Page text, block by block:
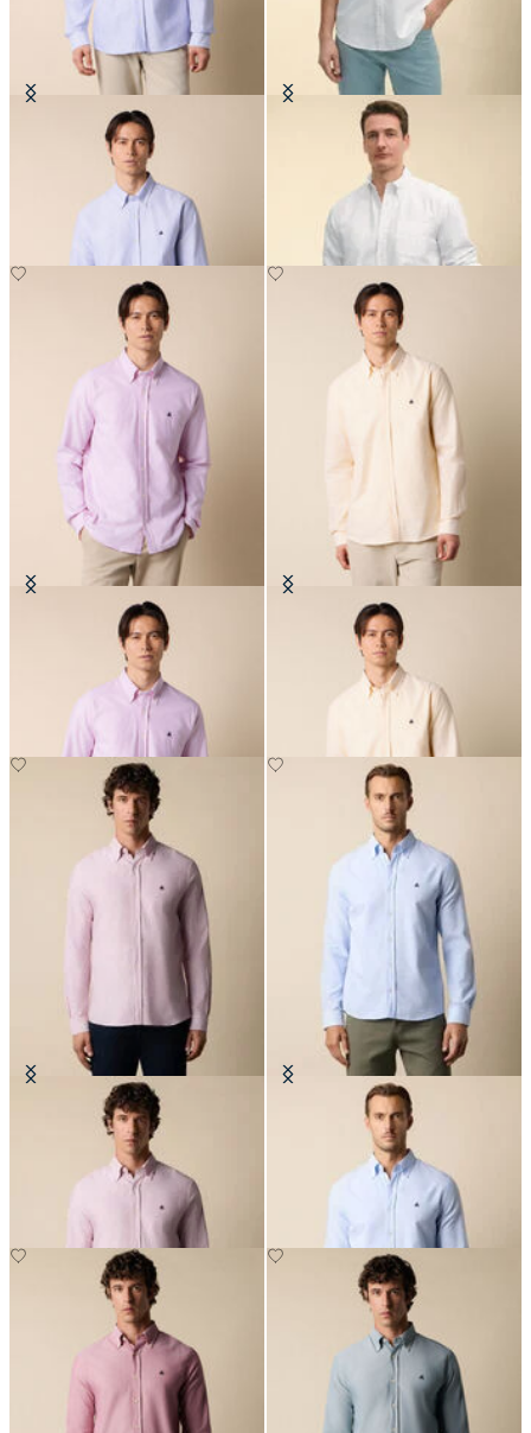
Camicia Slim Fit in Oxford con
Collo Button Down
Camicia Friday Regular Fit in
Oxford con Collo Button Down
Camicia Slim Fit in Oxford con
Collo Button Down
Camicia Slim Fit in Oxford con
Collo Button Down
Camicia Slim Fit Oxford con Collo
Camicia Slim Fit Oxford con Collo